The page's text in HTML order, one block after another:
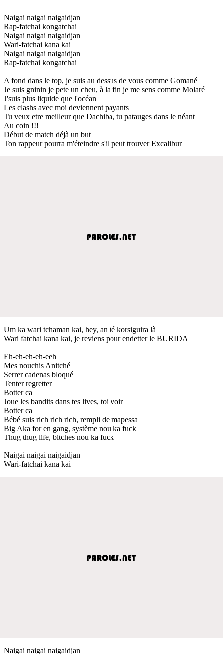
Naigai naigai naigaidjan
Rap-fatchai kongatchai
Naigai naigai naigaidjan
Wari-fatchai kana kai
Naigai naigai naigaidjan
Rap-fatchai kongatchai
A fond dans le top, je suis au dessus de vous comme Gomané
Je suis gninin je pete un cheu, à la fin je me sens comme Molaré
J'suis plus liquide que l'océan
Les clashs avec moi deviennent payants
Tu veux etre meilleur que Dachiba, tu patauges dans le néant
Au coin !!!
Début de match déjà un but
Ton rappeur pourra m'éteindre s'il peut trouver Excalibur
Um ka wari tchaman kai, hey, an té korsiguira là
Wari fatchai kana kai, je reviens pour endetter le BURIDA
Eh-eh-eh-eh-eeh
Mes nouchis Anitché
Serrer cadenas bloqué
Tenter regretter
Botter ca
Joue les bandits dans tes lives, toi voir
Botter ca
Bébé suis rich rich rich, rempli de mapessa
Big Aka for en gang, système nou ka fuck
Thug thug life, bitches nou ka fuck
Naigai naigai naigaidjan
Wari-fatchai kana kai
Naigai naigai naigaidjan